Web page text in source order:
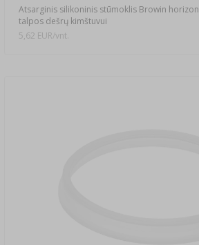
Atsarginis silikoninis stūmoklis Browin
talpos dešrų kimštuvui
5,62 EUR/vnt.